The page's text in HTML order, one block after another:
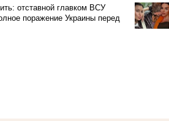
отставной главком ВСУ
поражение Украины перед